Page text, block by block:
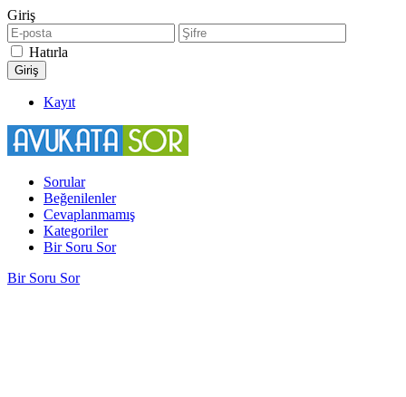
Giriş
Hatırla
Kayıt
Sorular
Beğenilenler
Cevaplanmamış
Kategoriler
Bir Soru Sor
Bir Soru Sor